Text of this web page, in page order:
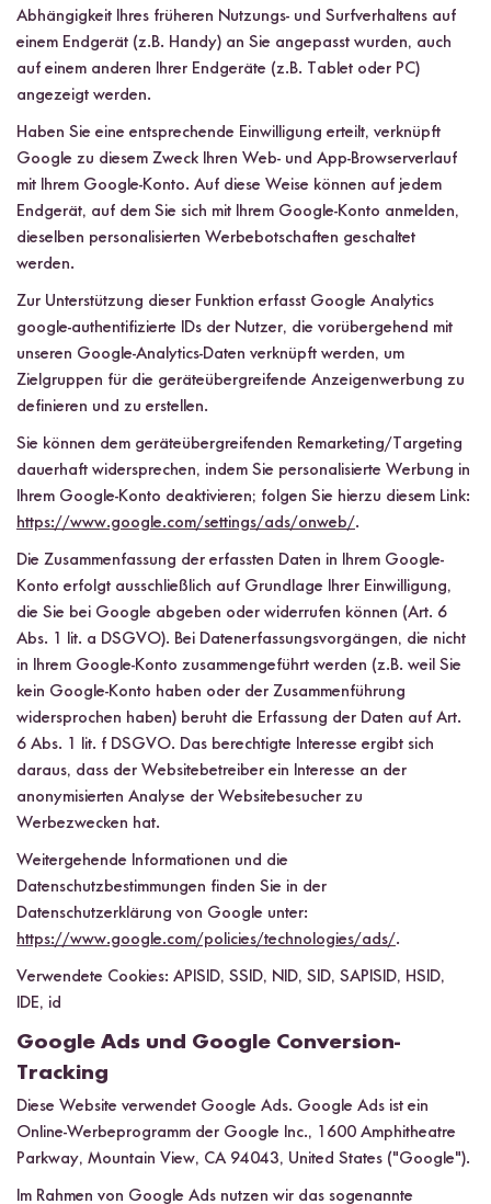
Abhängigkeit Ihres früheren Nutzungs- und Surfverhaltens auf
einem Endgerät (z.B. Handy) an Sie angepasst wurden, auch
auf einem anderen Ihrer Endgeräte (z.B. Tablet oder PC)
angezeigt werden.
Haben Sie eine entsprechende Einwilligung erteilt, verknüpft
Google zu diesem Zweck Ihren Web- und App-Browserverlauf
mit Ihrem Google-Konto. Auf diese Weise können auf jedem
Endgerät, auf dem Sie sich mit Ihrem Google-Konto anmelden,
dieselben personalisierten Werbebotschaften geschaltet
werden.
Zur Unterstützung dieser Funktion erfasst Google Analytics
google-authentifizierte IDs der Nutzer, die vorübergehend mit
unseren Google-Analytics-Daten verknüpft werden, um
Zielgruppen für die geräteübergreifende Anzeigenwerbung zu
definieren und zu erstellen.
Sie können dem geräteübergreifenden Remarketing/Targeting
dauerhaft widersprechen, indem Sie personalisierte Werbung in
Ihrem Google-Konto deaktivieren; folgen Sie hierzu diesem Link:
https://www.google.com/settings/ads/onweb/.
Die Zusammenfassung der erfassten Daten in Ihrem Google-
Konto erfolgt ausschließlich auf Grundlage Ihrer Einwilligung,
die Sie bei Google abgeben oder widerrufen können (Art. 6
Abs. 1 lit. a DSGVO). Bei Datenerfassungsvorgängen, die nicht
in Ihrem Google-Konto zusammengeführt werden (z.B. weil Sie
kein Google-Konto haben oder der Zusammenführung
widersprochen haben) beruht die Erfassung der Daten auf Art.
6 Abs. 1 lit. f DSGVO. Das berechtigte Interesse ergibt sich
daraus, dass der Websitebetreiber ein Interesse an der
anonymisierten Analyse der Websitebesucher zu
Werbezwecken hat.
Weitergehende Informationen und die
Datenschutzbestimmungen finden Sie in der
Datenschutzerklärung von Google unter:
https://www.google.com/policies/technologies/ads/.
Verwendete Cookies: APISID, SSID, NID, SID, SAPISID, HSID,
IDE, id
Google Ads und Google Conversion-
Tracking
Diese Website verwendet Google Ads. Google Ads ist ein
Online-Werbeprogramm der Google Inc., 1600 Amphitheatre
Parkway, Mountain View, CA 94043, United States ("Google").
Im Rahmen von Google Ads nutzen wir das sogenannte